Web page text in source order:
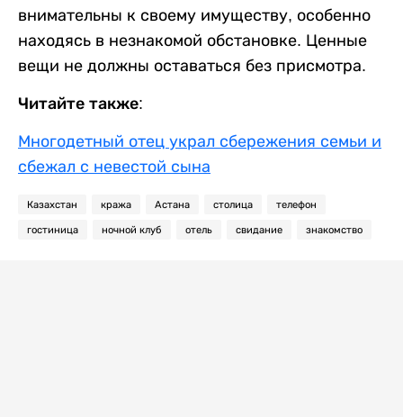
внимательны к своему имуществу, особенно
находясь в незнакомой обстановке. Ценные
вещи не должны оставаться без присмотра.
Читайте также:
Многодетный отец украл сбережения семьи и
сбежал с невестой сына
Казахстан кража Астана столица телефон
гостиница ночной клуб отель свидание знакомство